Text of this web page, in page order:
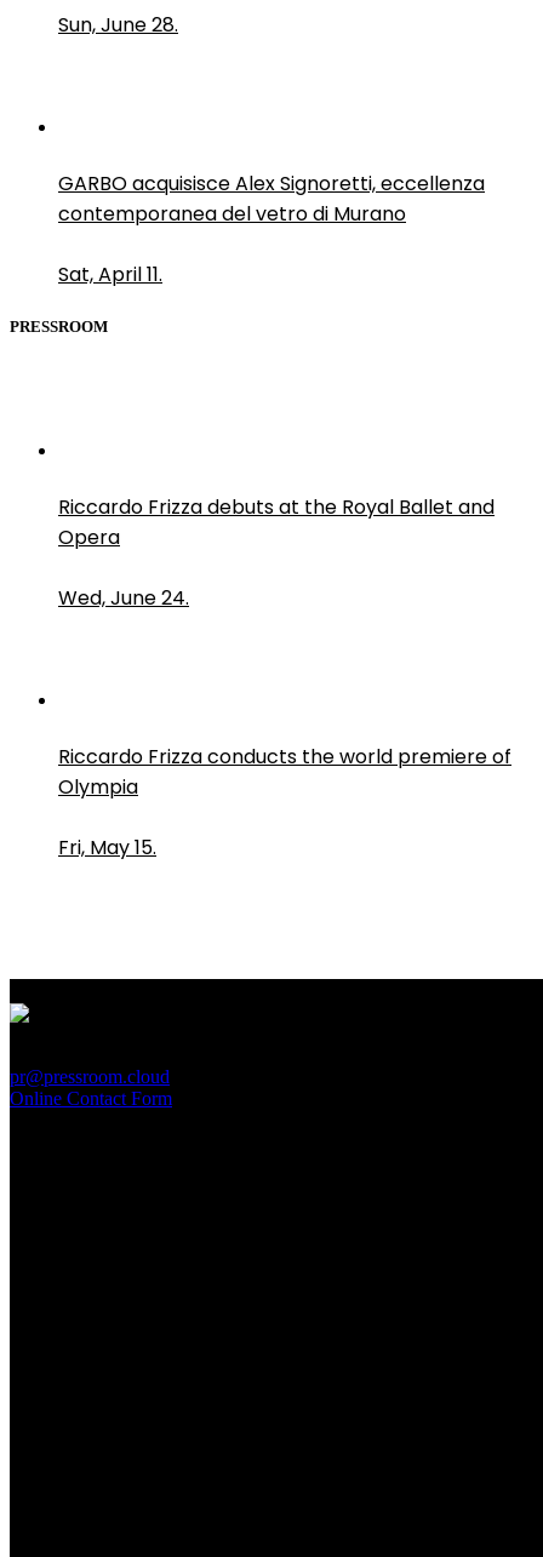
Sun, June 28.
GARBO acquisisce Alex Signoretti, eccellenza
contemporanea del vetro di Murano
Sat, April 11.
PRESSROOM
Riccardo Frizza debuts at the Royal Ballet and
Opera
Wed, June 24.
Riccardo Frizza conducts the world premiere of
Olympia
Fri, May 15.
pr@pressroom.cloud
Online Contact Form